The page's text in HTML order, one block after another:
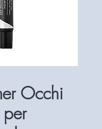
Occhi
per